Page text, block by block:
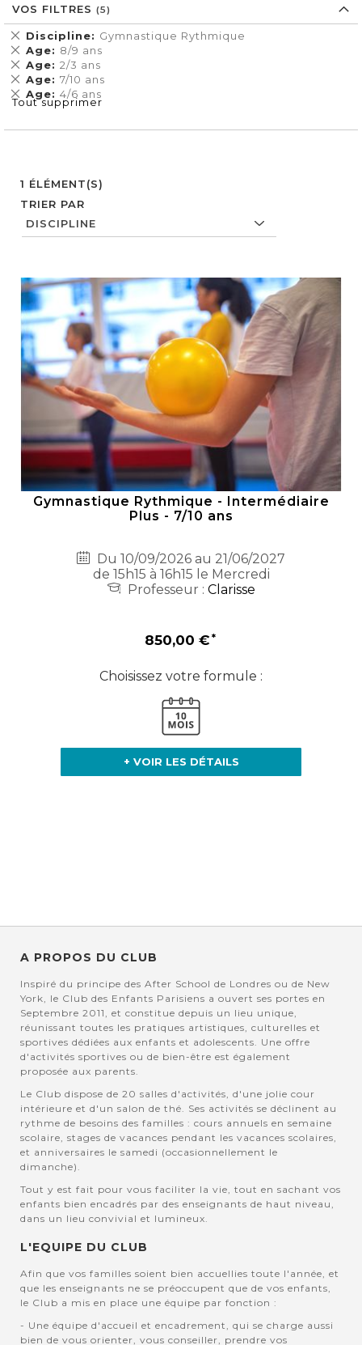
1 ÉLÉMENT(S)
TRIER PAR
Gymnastique Rythmique - Intermédiaire
Plus - 7/10 ans
Du 10/09/2026 au 21/06/2027
de 15h15 à 16h15 le Mercredi
Professeur : Clarisse
850,00 €
Choisissez votre formule :
+ VOIR LES DÉTAILS
VOS FILTRES
Discipline Gymnastique Rythmique
Supprimer
cet
Élément
Age 8/9 ans
Supprimer
cet
Élément
Age 2/3 ans
Supprimer
cet
Élément
Age 7/10 ans
Supprimer
cet
Élément
Age 4/6 ans
Supprimer
cet
Tout supprimer
A PROPOS DU CLUB
Inspiré du principe des After School de Londres ou de New
York, le Club des Enfants Parisiens a ouvert ses portes en
Septembre 2011, et constitue depuis un lieu unique,
réunissant toutes les pratiques artistiques, culturelles et
sportives dédiées aux enfants et adolescents. Une offre
d'activités sportives ou de bien-être est également
proposée aux parents.
Le Club dispose de 20 salles d'activités, d'une jolie cour
intérieure et d'un salon de thé. Ses activités se déclinent au
rythme de besoins des familles : cours annuels en semaine
scolaire, stages de vacances pendant les vacances scolaires,
et anniversaires le samedi (occasionnellement le
dimanche).
Tout y est fait pour vous faciliter la vie, tout en sachant vos
enfants bien encadrés par des enseignants de haut niveau,
dans un lieu convivial et lumineux.
L'EQUIPE DU CLUB
Afin que vos familles soient bien accuellies toute l'année, et
que les enseignants ne se préoccupent que de vos enfants,
le Club a mis en place une équipe par fonction :
- Une équipe d'accueil et encadrement, qui se charge aussi
bien de vous orienter, vous conseiller, prendre vos